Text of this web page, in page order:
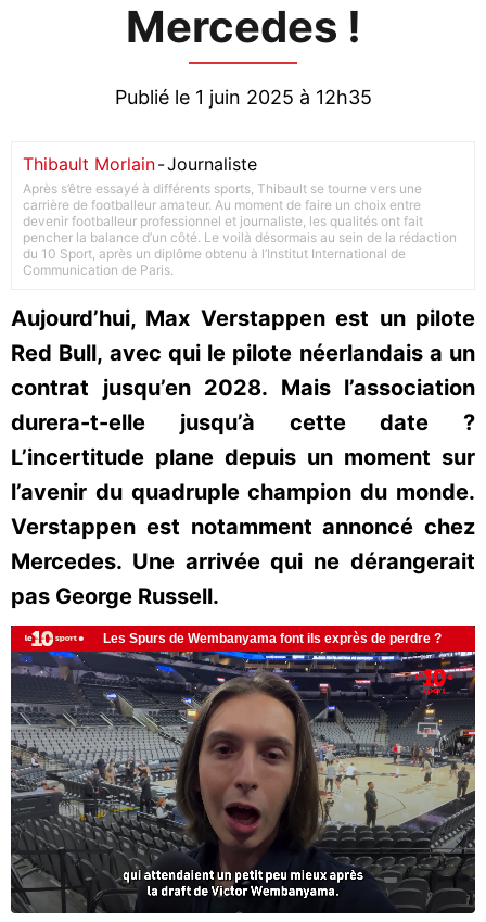
Mercedes !
Publié le 1 juin 2025 à 12h35
Thibault Morlain-Journaliste
Après s’être essayé à différents sports, Thibault se tourne vers une
carrière de footballeur amateur. Au moment de faire un choix entre
devenir footballeur professionnel et journaliste, les qualités ont fait
pencher la balance d’un côté. Le voilà désormais au sein de la rédaction
du 10 Sport, après un diplôme obtenu à l’Institut International de
Communication de Paris.
Aujourd’hui, Max Verstappen est un pilote
Red Bull, avec qui le pilote néerlandais a un
contrat jusqu’en 2028. Mais l’association
durera-t-elle jusqu’à cette date ?
L’incertitude plane depuis un moment sur
l’avenir du quadruple champion du monde.
Verstappen est notamment annoncé chez
Mercedes. Une arrivée qui ne dérangerait
pas George Russell.